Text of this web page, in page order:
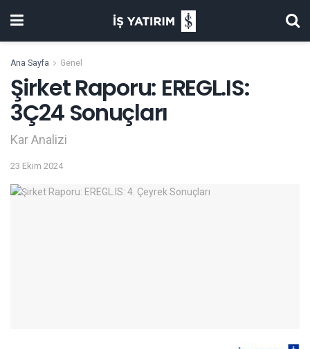
Ana Sayfa Genel
Şirket Raporu: EREGL.IS:
3Ç24 Sonuçları
Kar Analizi
23 Ekim 2024